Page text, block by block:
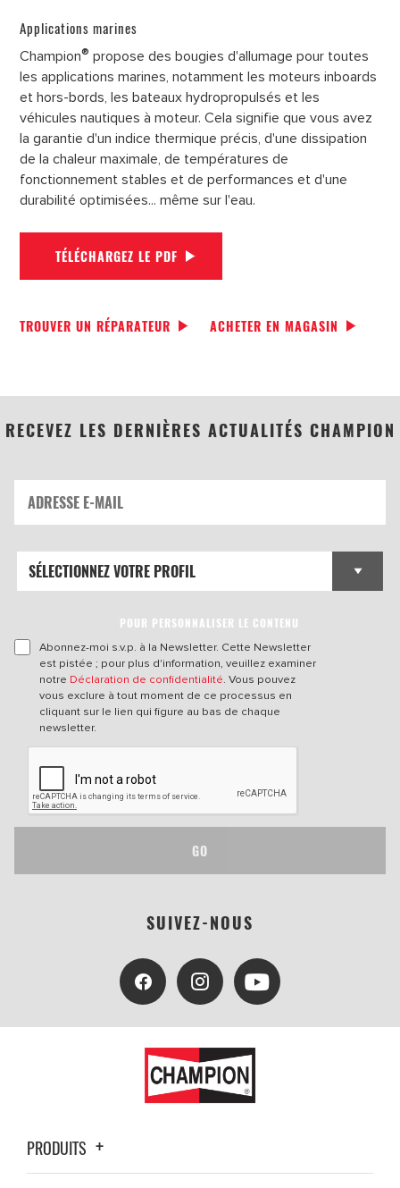
Applications marines
Champion® propose des bougies d'allumage pour toutes
les applications marines, notamment les moteurs inboards
et hors-bords, les bateaux hydropropulsés et les
véhicules nautiques à moteur. Cela signifie que vous avez
la garantie d'un indice thermique précis, d'une dissipation
de la chaleur maximale, de températures de
fonctionnement stables et de performances et d'une
durabilité optimisées... même sur l'eau.
TÉLÉCHARGEZ LE PDF
TROUVER UN RÉPARATEUR ACHETER EN MAGASIN
RECEVEZ LES DERNIÈRES ACTUALITÉS CHAMPION
POUR PERSONNALISER LE CONTENU
Abonnez-moi s.v.p. à la Newsletter. Cette Newsletter
est pistée ; pour plus d'information, veuillez examiner
notre Déclaration de confidentialité. Vous pouvez
vous exclure à tout moment de ce processus en
cliquant sur le lien qui figure au bas de chaque
newsletter.
GO
SUIVEZ-NOUS
PRODUITS